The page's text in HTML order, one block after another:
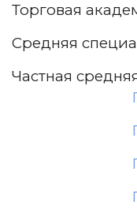
Торговая
Средняя
Частная